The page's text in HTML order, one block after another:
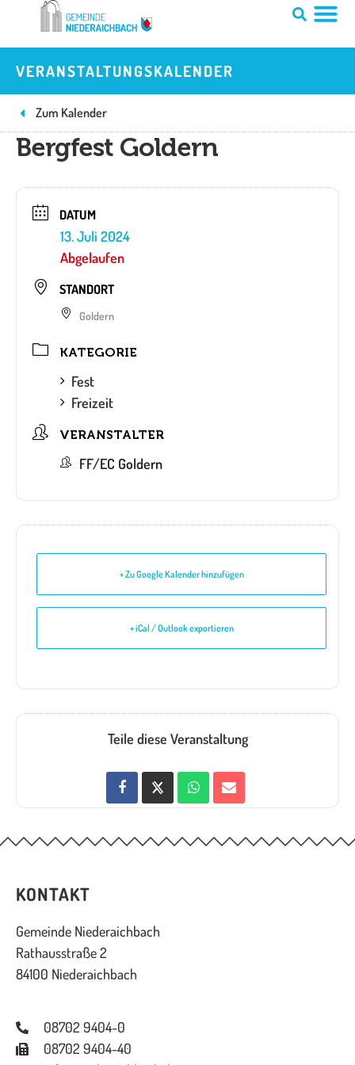
springen
VERANSTALTUNGSKALENDER
Zum Kalender
Bergfest Goldern
DATUM
13. Juli 2024
Abgelaufen
STANDORT
Goldern
KATEGORIE
Fest
Freizeit
VERANSTALTER
FF/EC Goldern
+ Zu Google Kalender hinzufügen
+ iCal / Outlook exportieren
Teile diese Veranstaltung
KONTAKT
Gemeinde Niederaichbach
Rathausstraße 2
84100 Niederaichbach
08702 9404-0
08702 9404-40